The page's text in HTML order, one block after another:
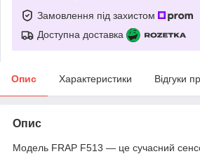
Замовлення під захистом
Доступна доставка
Опис Характеристики Відгуки
Опис
Модель FRAP F513 — це сучасний